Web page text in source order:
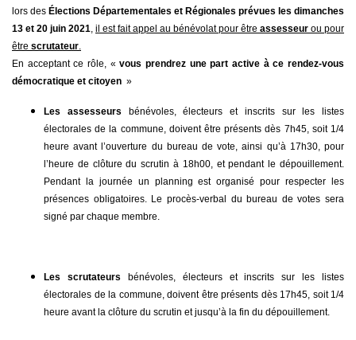
lors des Élections Départementales et Régionales prévues les dimanches
13 et 20 juin 2021 il est fait appel au bénévolat pour être assesseur ou pour
être scrutateur
En acceptant ce rôle, «vous prendrez une part active à ce rendez-vous
démocratique et citoyen »
Les assesseurs bénévoles, électeurs et inscrits sur les listes
électorales de la commune, doivent être présents dès 7h45, soit 1/4
heure avant l’ouverture du bureau de vote, ainsi qu’à 17h30, pour
l’heure de clôture du scrutin à 18h00, et pendant le dépouillement.
Pendant la journée un planning est organisé pour respecter les
présences obligatoires. Le procès-verbal du bureau de votes sera
signé par chaque membre.
Les scrutateurs bénévoles, électeurs et inscrits sur les listes
électorales de la commune, doivent être présents dès 17h45, soit 1/4
heure avant la clôture du scrutin et jusqu’à la fin du dépouillement.